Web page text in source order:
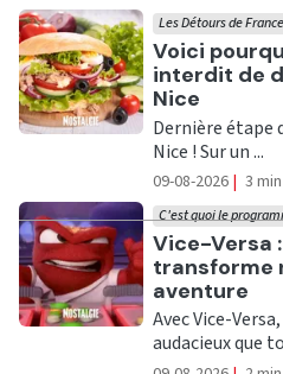
Ecouter
Voici
interdit de
Nice
Les Détours de
Dernière étape
Nice ! Sur un ...
09-08-2026 | 3
Ecouter
Vice-Versa
transforme
aventure
C'est quoi le
Avec Vice-
audacieux que